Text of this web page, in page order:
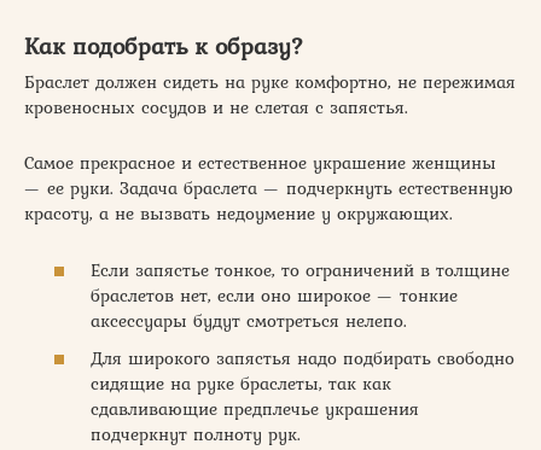
Как подобрать к образу?
Браслет должен сидеть на руке комфортно, не пережимая
кровеносных сосудов и не слетая с запястья.
Самое прекрасное и естественное украшение женщины
— ее руки. Задача браслета — подчеркнуть естественную
красоту, а не вызвать недоумение у окружающих.
Если запястье тонкое, то ограничений в толщине
браслетов нет, если оно широкое — тонкие
аксессуары будут смотреться нелепо.
Для широкого запястья надо подбирать свободно
сидящие на руке браслеты, так как
сдавливающие предплечье украшения
подчеркнут полноту рук.